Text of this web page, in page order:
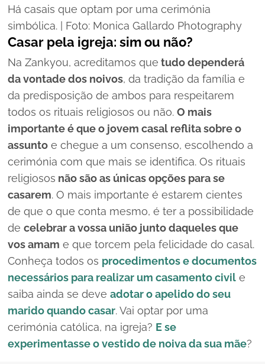
Há casais que optam por uma cerimónia
simbólica. | Foto: Monica Gallardo Photography
Casar pela igreja: sim ou não?
Na Zankyou, acreditamos que tudo dependerá
da vontade dos noivos, da tradição da família e
da predisposição de ambos para respeitarem
todos os rituais religiosos ou não. O mais
importante é que o jovem casal reflita sobre o
assunto e chegue a um consenso, escolhendo a
cerimónia com que mais se identifica. Os rituais
religiosos não são as únicas opções para se
casarem. O mais importante é estarem cientes
de que o que conta mesmo, é ter a possibilidade
de celebrar a vossa união junto daqueles que
vos amam e que torcem pela felicidade do casal.
Conheça todos os procedimentos e documentos
necessários para realizar um casamento civil e
saiba ainda se deve adotar o apelido do seu
marido quando casar. Vai optar por uma
cerimónia católica, na igreja? E se
experimentasse o vestido de noiva da sua mãe?